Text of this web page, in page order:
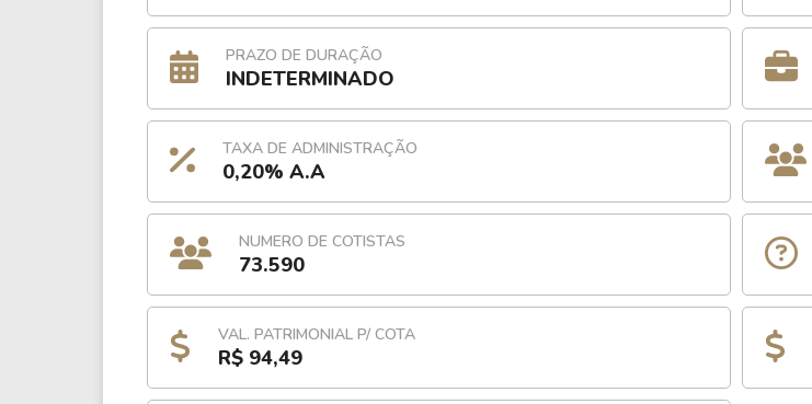
PRAZO DE DURAÇÃO
INDETERMINADO
TAXA DE ADMINISTRAÇÃO
0,20% A.A
NUMERO DE COTISTAS
73.590
VAL. PATRIMONIAL P/ COTA
R$ 94,49